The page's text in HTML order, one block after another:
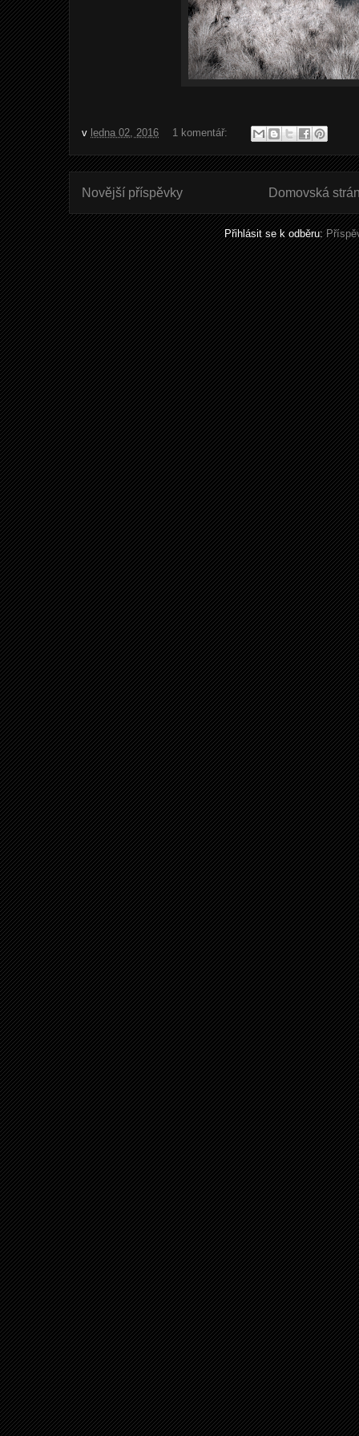
v ledna 02, 2016 1 komentář:
Novější příspěvky Domovská
Přihlásit se k odběru: